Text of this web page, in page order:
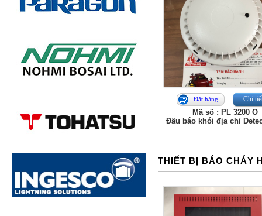
Đặt hàng Chi
Mã số : PL 3200 O
Đầu báo khói địa chỉ
THIẾT BỊ BÁO CHÁY